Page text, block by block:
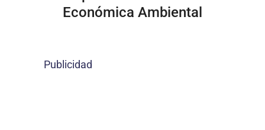
Económica Ambiental
Publicidad